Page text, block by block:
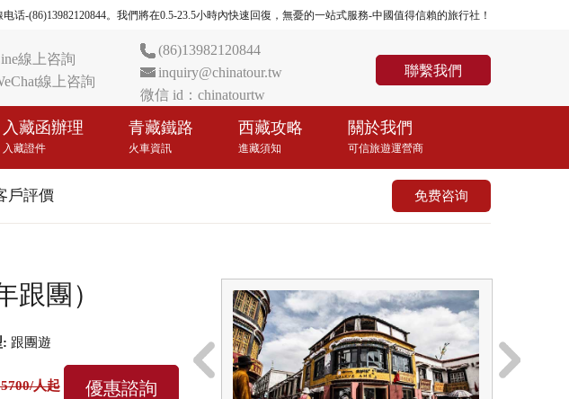
电话-(86)13982120844。我們將在0.5-23.5小時內快速回復，無憂的一站式服務-中國值得信賴的旅行社！
聯繫我們
(86)13982120844
inquiry@chinatour.tw
微信 id：chinatourtw
線上咨詢
線上咨詢
入藏函辦理
入藏證件
青藏鐵路
火車資訊
西藏攻略
進藏須知
關於我們
可信旅遊運營商
戶評價 免费咨询
跟團）
: 跟團遊
人起 優惠諮詢